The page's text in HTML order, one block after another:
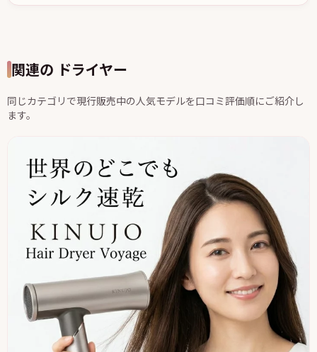
関連の ドライヤー
同じカテゴリで現行販売中の人気モデルを口コミ評価順にご紹介し
ます。